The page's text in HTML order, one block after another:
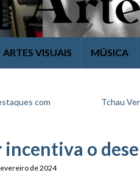
ARTES VISUAIS MÚSICA
com
Tchau
incentiva o
de 2024